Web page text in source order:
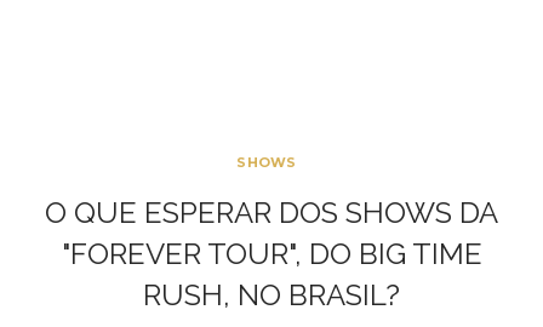
SHOWS
O QUE ESPERAR DOS SHOWS DA
"FOREVER TOUR", DO BIG TIME
RUSH, NO BRASIL?